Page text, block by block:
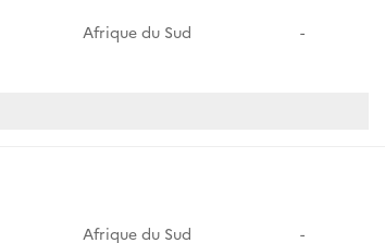
Afrique du Sud -
Afrique du Sud -